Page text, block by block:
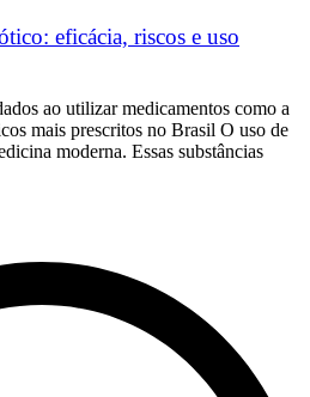
eficácia, riscos e uso
ao utilizar medicamentos como a
mais prescritos no Brasil O uso de
moderna. Essas substâncias